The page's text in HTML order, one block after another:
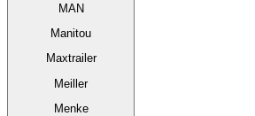
MAN
Manitou
Maxtrailer
Meiller
Menke